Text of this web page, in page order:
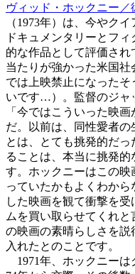
ヴィッド・ホックニー
（1973年）は、今やク
ドキュメンタリーとフ
的な作品として評価さ
当たりが強かった米国
では上映禁止になった
いです…）。監督のジャ
「今ではこういった映
だ。以前は、同性愛者の
とは、とても挑発的だ
ることは、本当に挑発
す。ホックニーはこの
っていたかもよくわか
した映画を観て衝撃を
ムを買い取らせてくれ
の映画の素晴らしさを
入れたとのことです。
1971年、ホックニーは